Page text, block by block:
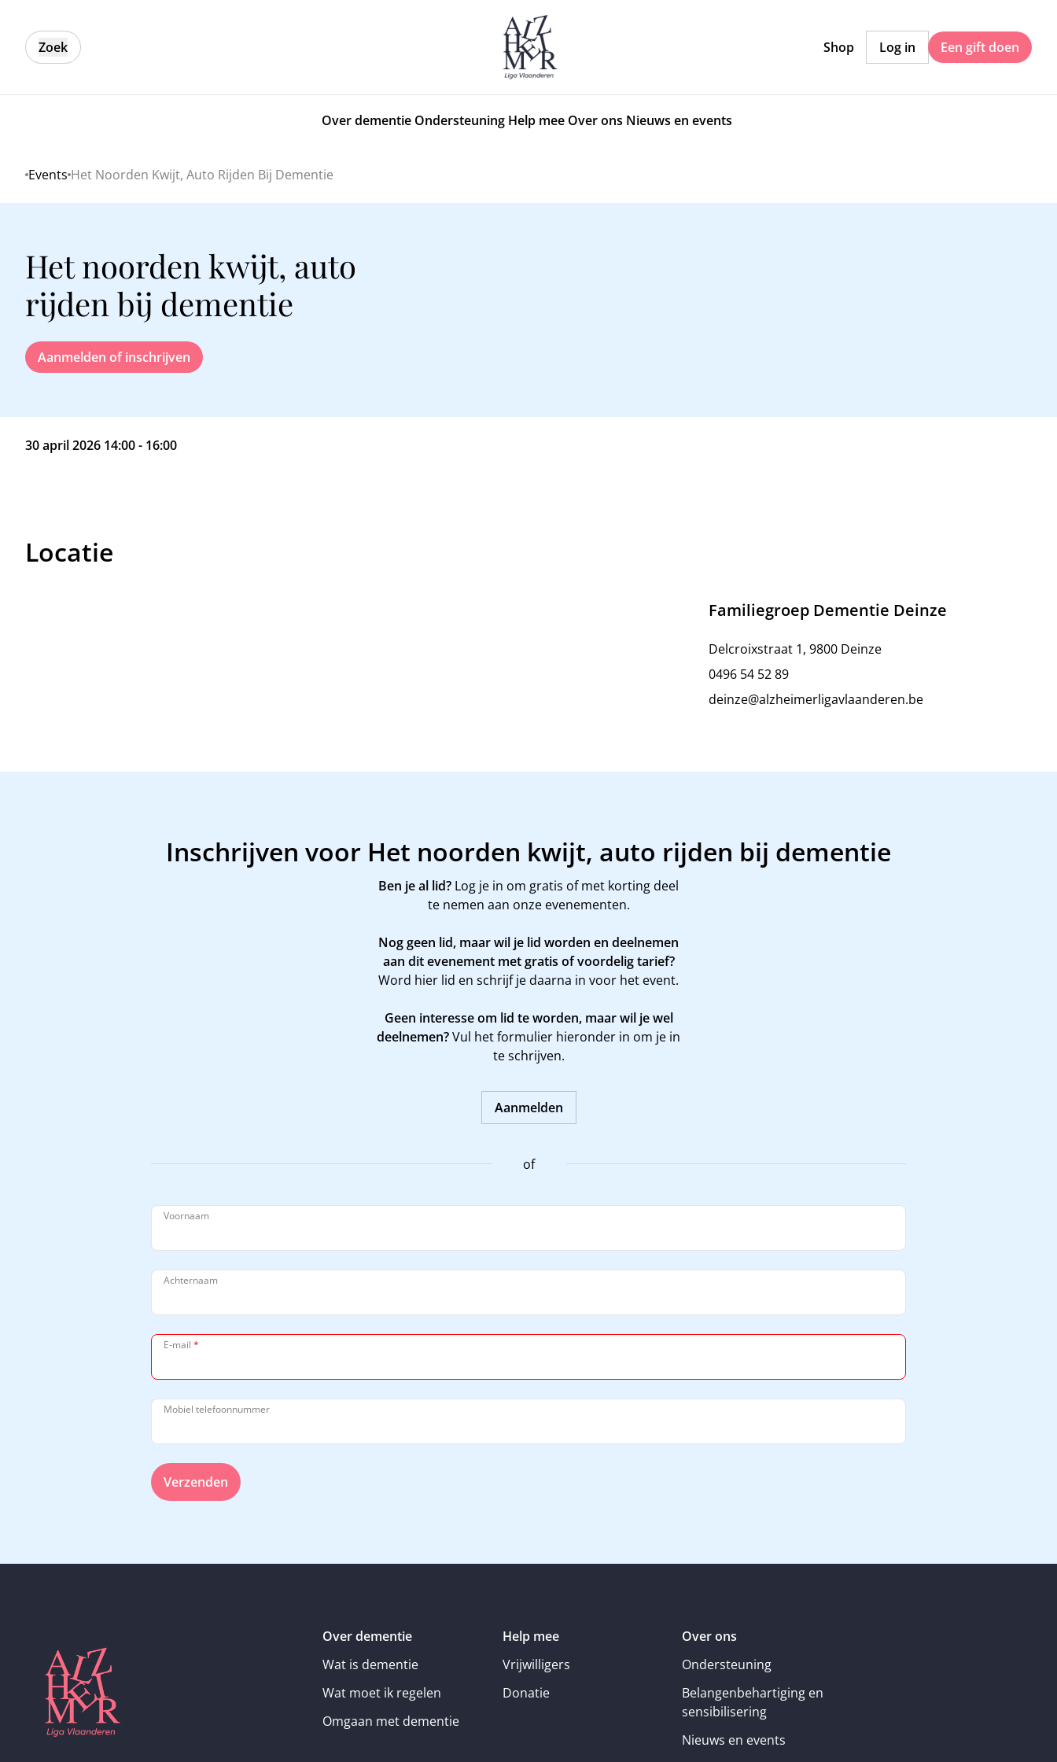
Zoek Shop Log in Een gift doen
Over dementie Ondersteuning Help mee Over ons Nieuws en events
Home
Events Het Noorden Kwijt, Auto Rijden Bij Dementie
Het noorden kwijt, auto
rijden bij dementie
Aanmelden of inschrijven
30 april 2026 14:00 - 16:00
Locatie
Familiegroep Dementie Deinze
Delcroixstraat 1, 9800 Deinze
0496 54 52 89
deinze@alzheimerligavlaanderen.be
Inschrijven voor Het noorden kwijt, auto rijden bij dementie
Ben je al lid? Log je in om gratis of met korting deel
te nemen aan onze evenementen.
Nog geen lid, maar wil je lid worden en deelnemen
aan dit evenement met gratis of voordelig tarief?
Word hier lid en schrijf je daarna in voor het event.
Geen interesse om lid te worden, maar wil je wel
deelnemen?Vul het formulier hieronder in om je in
te schrijven.
Aanmelden
of
Voornaam
Achternaam
E-mail *
Mobiel telefoonnummer
Verzenden
Over dementie
Wat is dementie
Wat moet ik regelen
Omgaan met dementie
Help mee
Vrijwilligers
Donatie
Over ons
Ondersteuning
Belangenbehartiging en
sensibilisering
Nieuws en events